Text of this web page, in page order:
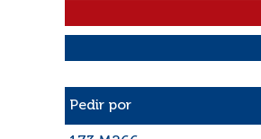
Pedir por